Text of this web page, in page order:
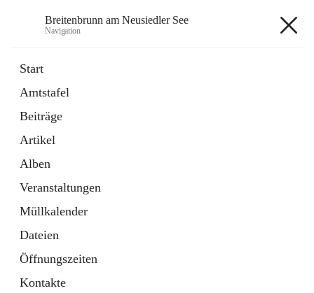
Breitenbrunn am Neusiedler See
Navigation
Start
Amtstafel
Beiträge
Artikel
Alben
Veranstaltungen
Müllkalender
Dateien
Öffnungszeiten
Kontakte
18 Schnellzugriffe
Gemeindeservice